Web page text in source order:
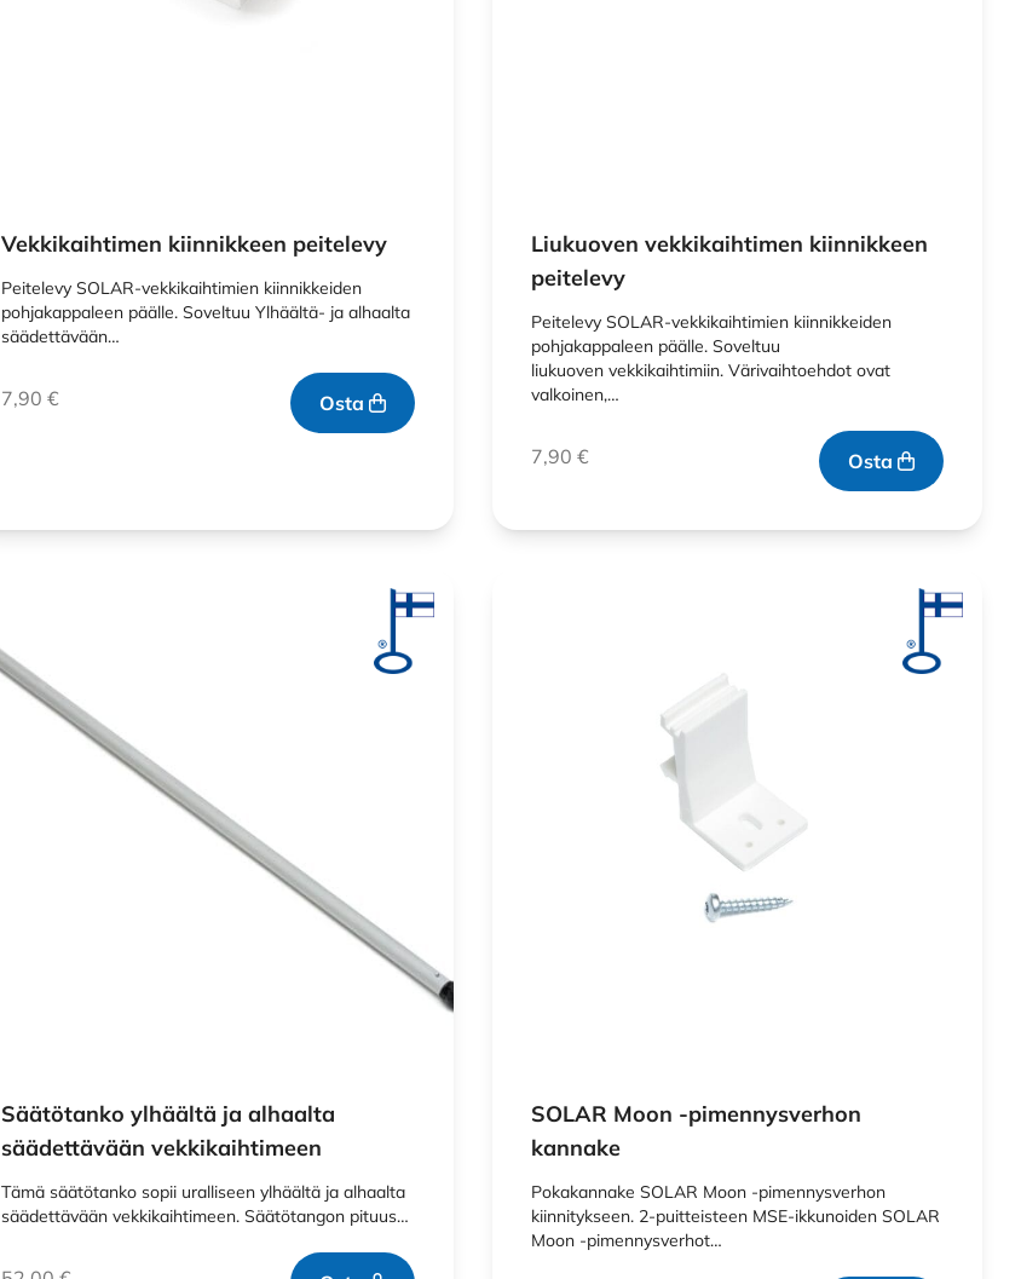
Vekkikaihtimen kiinnikkeen peitelevy
Peitelevy SOLAR-vekkikaihtimien kiinnikkeiden
pohjakappaleen päälle. Soveltuu Ylhäältä- ja alhaalta
säädettävään…
7,90€ Osta
Liukuoven vekkikaihtimen kiinnikkeen
peitelevy
Peitelevy SOLAR-vekkikaihtimien kiinnikkeiden
pohjakappaleen päälle. Soveltuu
liukuoven vekkikaihtimiin. Värivaihtoehdot ovat
valkoinen,…
7,90 € Osta
Säätötanko ylhäältä ja alhaalta
säädettävään vekkikaihtimeen
Tämä säätötanko sopii uralliseen ylhäältä ja alhaalta
säädettävään vekkikaihtimeen. Säätötangon pituus…
SOLAR Moon -pimennysverhon
kannake
Pokakannake SOLAR Moon -pimennysverhon
kiinnitykseen. 2-puitteisteen MSE-ikkunoiden SOLAR
Moon -pimennysverhot…